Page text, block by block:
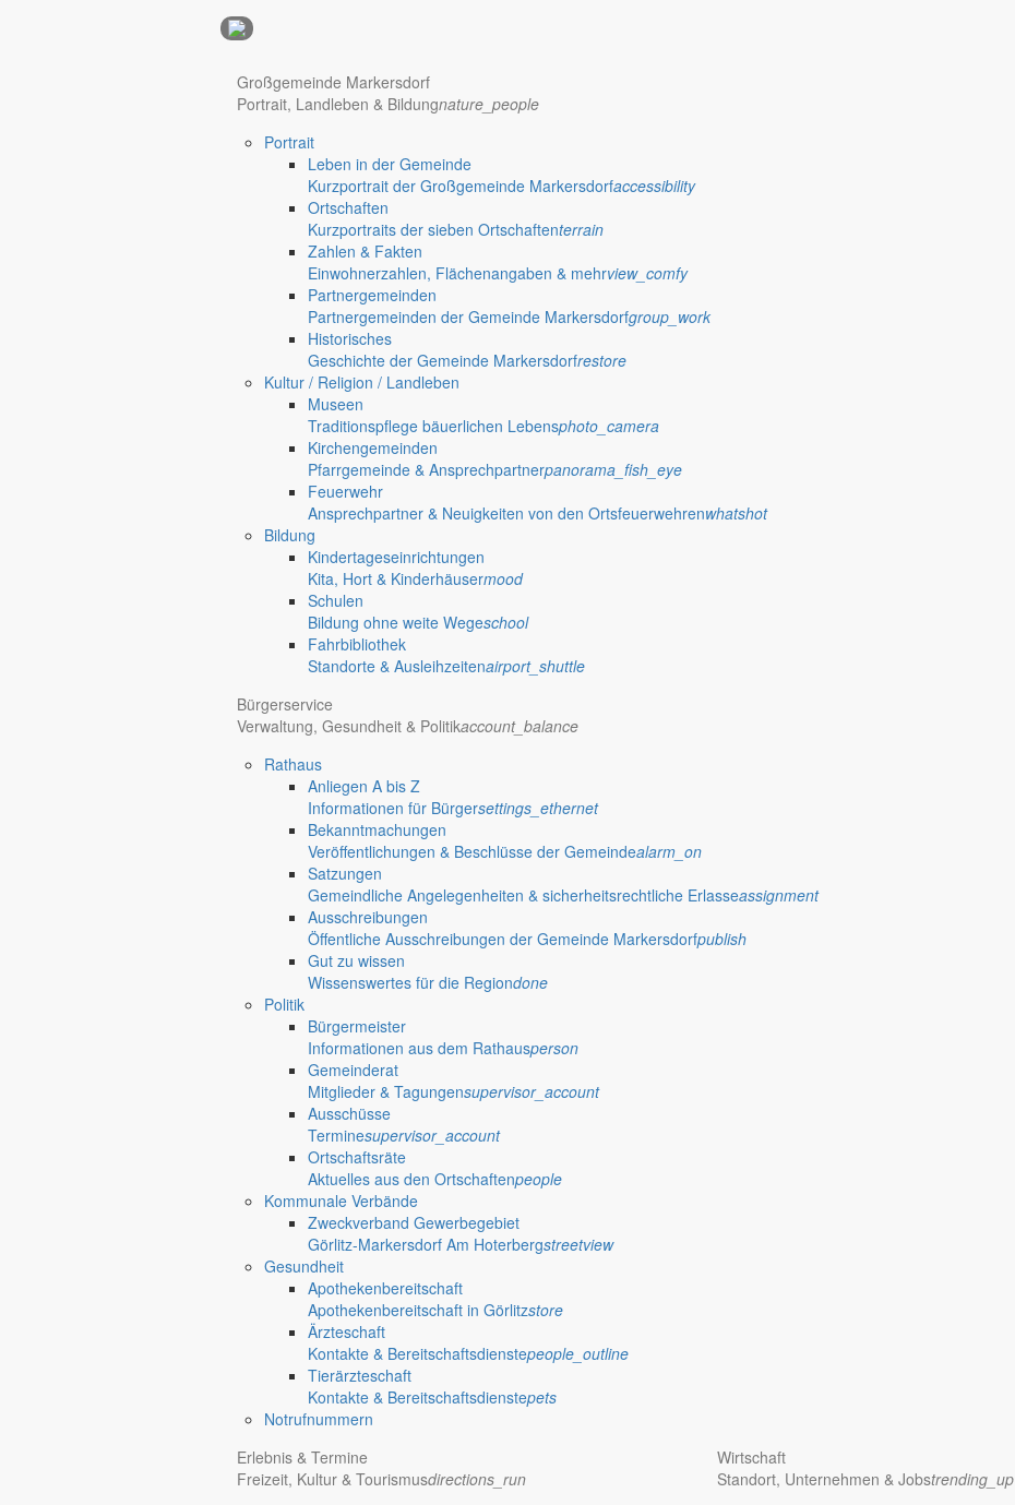
Hotel Nürnberg
Regional werben auf markersdorf.de! anzeigen@gemeinde-markersdorf.de
Großgemeinde Markersdorf
Portrait, Landleben & Bildungnature_people
Portrait
Leben in der Gemeinde
Kurzportrait der Großgemeinde Markersdorfaccessibility
Ortschaften
Kurzportraits der sieben Ortschaftenterrain
Zahlen & Fakten
Einwohnerzahlen, Flächenangaben & mehrview_comfy
Partnergemeinden
Partnergemeinden der Gemeinde Markersdorfgroup_work
Historisches
Geschichte der Gemeinde Markersdorfrestore
Kultur / Religion / Landleben
Museen
Traditionspflege bäuerlichen Lebensphoto_camera
Kirchengemeinden
Pfarrgemeinde & Ansprechpartnerpanorama_fish_eye
Feuerwehr
Ansprechpartner & Neuigkeiten von den Ortsfeuerwehrenwhatshot
Bildung
Kindertageseinrichtungen
Kita, Hort & Kinderhäusermood
Schulen
Bildung ohne weite Wegeschool
Fahrbibliothek
Standorte & Ausleihzeitenairport_shuttle
Bürgerservice
Verwaltung, Gesundheit & Politikaccount_balance
Rathaus
Anliegen A bis Z
Informationen für Bürgersettings_ethernet
Bekanntmachungen
Veröffentlichungen & Beschlüsse der Gemeindealarm_on
Satzungen
Gemeindliche Angelegenheiten & sicherheitsrechtliche Erlasseassignment
Ausschreibungen
Öffentliche Ausschreibungen der Gemeinde Markersdorfpublish
Gut zu wissen
Wissenswertes für die Regiondone
Politik
Bürgermeister
Informationen aus dem Rathausperson
Gemeinderat
Mitglieder & Tagungensupervisor_account
Ausschüsse
Terminesupervisor_account
Ortschaftsräte
Aktuelles aus den Ortschaftenpeople
Kommunale Verbände
Zweckverband Gewerbegebiet
Görlitz-Markersdorf Am Hoterbergstreetview
Gesundheit
Apothekenbereitschaft
Apothekenbereitschaft in Görlitzstore
Ärzteschaft
Kontakte & Bereitschaftsdienstepeople_outline
Tierärzteschaft
Kontakte & Bereitschaftsdienstepets
Notrufnummern
Erlebnis & Termine
Freizeit, Kultur & Tourismusdirections_run
Wirtschaft
Standort, Unternehmen & Jobstrending_up
Deutsch-Paulsdorf